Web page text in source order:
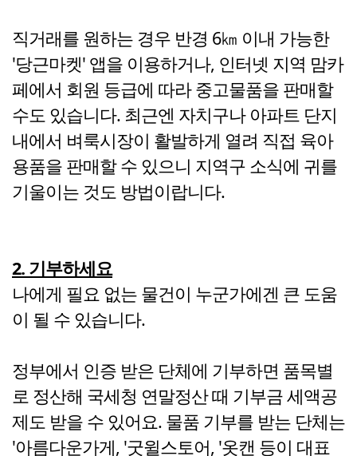
직거래를 원하는 경우 반경 6㎞ 이내 가능한
'당근마켓' 앱을 이용하거나, 인터넷 지역 맘카
페에서 회원 등급에 따라 중고물품을 판매할
수도 있습니다. 최근엔 자치구나 아파트 단지
내에서 벼룩시장이 활발하게 열려 직접 육아
용품을 판매할 수 있으니 지역구 소식에 귀를
기울이는 것도 방법이랍니다.
2. 기부하세요
나에게 필요 없는 물건이 누군가에겐 큰 도움
이 될 수 있습니다.
정부에서 인증 받은 단체에 기부하면 품목별
로 정산해 국세청 연말정산 때 기부금 세액공
제도 받을 수 있어요. 물품 기부를 받는 단체는
'아름다운가게, '굿윌스토어, '옷캔 등이 대표